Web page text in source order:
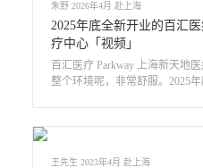
朱野 2026年4月 赴上海
2025年底全新开业的百汇
疗中心「视频」
百汇医疗 Parkway 上海新天地
整个环境呢，非常舒服。2025
王先生 2023年4月 赴上海